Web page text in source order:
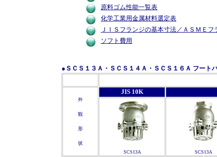
原料ゴム性能一覧表
化学工業用金属材料選定表
ＪＩＳフランジの基本寸法／ＡＳＭＥフ
ソフト費用
●ＳＣＳ１３Ａ・ＳＣＳ１４Ａ・ＳＣＳ１６Ａ フート
外
観
形
状
JIS 10K
SCS13A
SCS13A